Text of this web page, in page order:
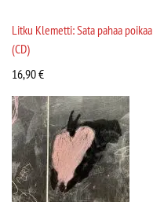
Litku Klemetti: Sata pahaa poikaa
(CD)
16,90€